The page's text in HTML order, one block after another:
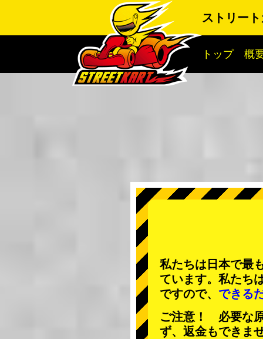
ストリー
トップ 概
私たちは日本で最
ています。私たち
ですので、 できる
ご注意！ 必要な
ず、返金もできま